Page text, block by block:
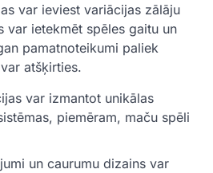
var ieviest variācijas zālāju
var ietekmēt spēles gaitu un
pamatnoteikumi paliek
atšķirties.
var izmantot unikālas
piemēram, maču spēli
un caurumu dizains var